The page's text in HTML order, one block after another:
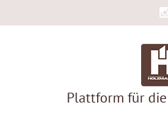
to
Plattform für